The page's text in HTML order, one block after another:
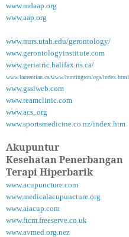
www.mdaap.org
www.aap.org
www.nurs.utah.edu/gerontology/
www.gerontologyinstitute.com
www.geriatric.halifax.ns.ca/
www.laurentian.ca/www/huntington/oga/index.html
www.gssiweb.com
www.teamclinic.com
www.acs,.org
www.sportsmedicine.co.nz/index.htm
Akupuntur
Kesehatan Penerbangan
Terapi Hiperbarik
www.acupuncture.com
www.medicalacupuncture.org
www.aiacup.com
www.ftcm.freeserve.co.uk
www.avmed.org.nez